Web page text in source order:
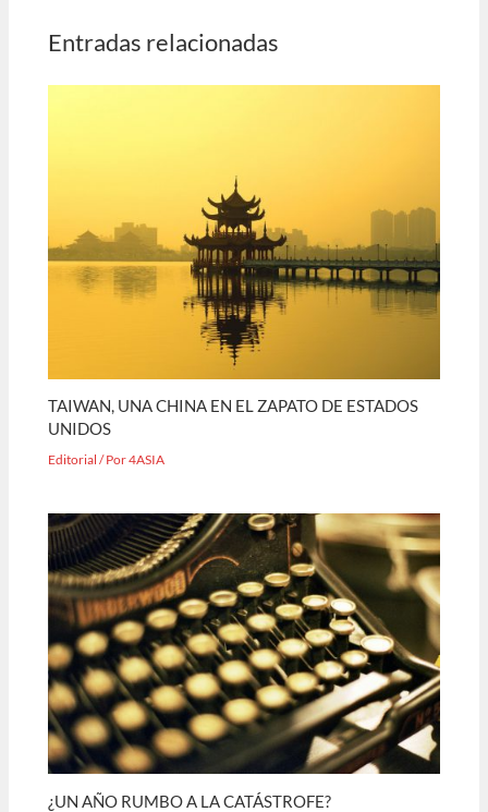
Entradas relacionadas
TAIWAN, UNA CHINA EN EL ZAPATO DE ESTADOS
UNIDOS
Editorial / Por4ASIA
¿UN AÑO RUMBO A LA CATÁSTROFE?